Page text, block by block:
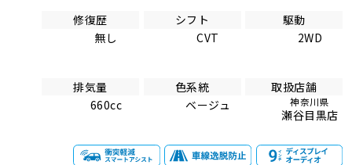
修復歴
無し
シフト
CVT
駆動
2WD
排気量
660cc
色系統
ベージュ
取扱店舗
神奈川県
瀬谷目黒店